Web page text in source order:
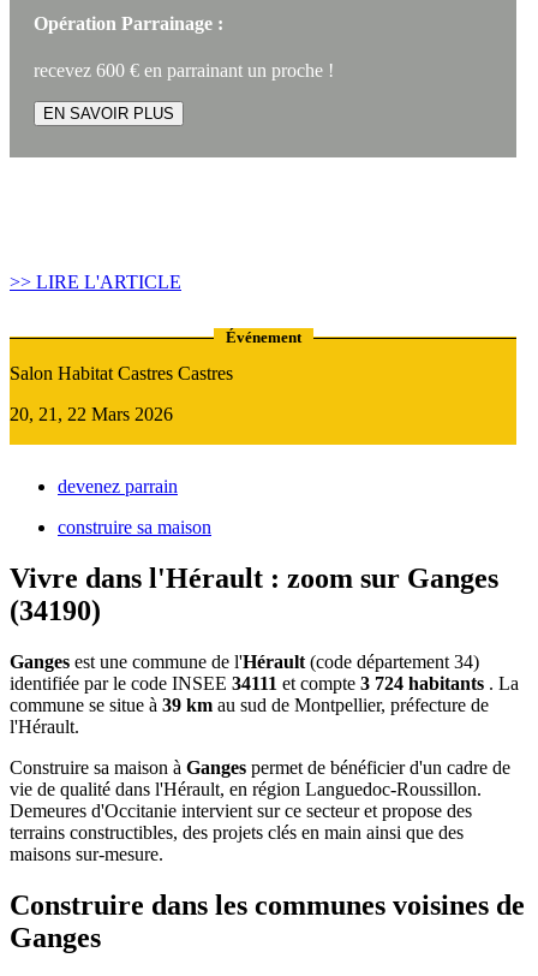
Opération Parrainage :
recevez 600 € en parrainant un proche !
EN SAVOIR PLUS
>> LIRE L'ARTICLE
Événement
Salon Habitat Castres Castres
20, 21, 22 Mars 2026
devenez parrain
construire sa maison
Vivre dans l'Hérault : zoom sur Ganges
(34190)
Ganges est une commune de l'Hérault (code département 34)
identifiée par le code INSEE 34111 et compte 3 724 habitants . La
commune se situe à 39 km au sud de Montpellier, préfecture de
l'Hérault.
Construire sa maison à Ganges permet de bénéficier d'un cadre de
vie de qualité dans l'Hérault, en région Languedoc-Roussillon.
Demeures d'Occitanie intervient sur ce secteur et propose des
terrains constructibles, des projets clés en main ainsi que des
maisons sur-mesure.
Construire dans les communes voisines de
Ganges